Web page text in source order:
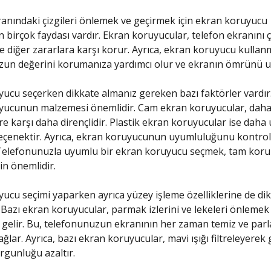
çizgileri önlemek ve geçirmek için ekran koruyucu
birçok faydası vardır. Ekran koruyucular, telefon ekranını
diğer zararlara karşı korur. Ayrıca, ekran koruyucu
değerini korumanıza yardımcı olur ve ekranın ömrünü
seçerken dikkate almanız gereken bazı faktörler
malzemesi önemlidir. Cam ekran koruyucular, daha
karşı daha dirençlidir. Plastik ekran koruyucular ise daha
Ayrıca, ekran koruyucunun uyumluluğunu
uyumlu bir ekran koruyucu seçmek, tam
önemlidir.
seçimi yaparken ayrıca yüzey işleme özelliklerine de
ekran koruyucular, parmak izlerini ve lekeleri
Bu, telefonunuzun ekranının her zaman temiz ve
Ayrıca, bazı ekran koruyucular, mavi ışığı
azaltır.